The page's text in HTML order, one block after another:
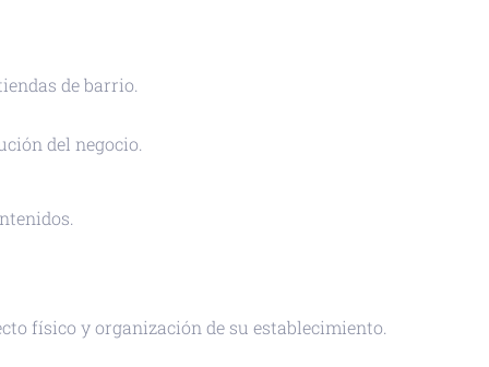
de barrio.
del negocio.
físico y organización de su establecimiento.